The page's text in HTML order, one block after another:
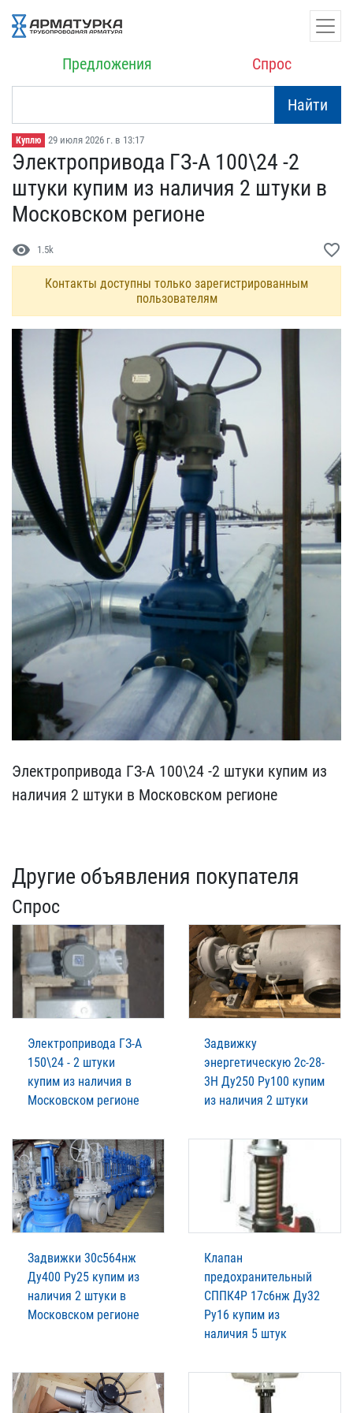
Предложения Спрос
Найти
Куплю 29 июля 2026 г. в 13:17
Электропривода ГЗ-А 100\​24 -2
штуки купим из нал​ичия 2 штуки в
Московско​м регионе
visibility 1.5k favorite_border
Контакты доступны только зарегистрированным
пользователям
Электропривода ГЗ-А 100\​24 -2 штуки купим из
нал​ичия 2 штуки в Московско​м регионе
Другие объявления покупателя
Спрос
Электропривода ГЗ-А
150\24 - 2 штуки
купим из наличия в
Московском регионе
Задвижку
энергетическую 2с-28-
3Н Ду250 Ру100 купим
из наличия 2 штуки
Задвижки 30с564нж
Ду400 Ру25 купим из
наличия 2 штуки в
Московском регионе
Клапан
предохранительный
СППК4Р 17с6нж Ду32
Ру16 купим из
наличия 5 штук